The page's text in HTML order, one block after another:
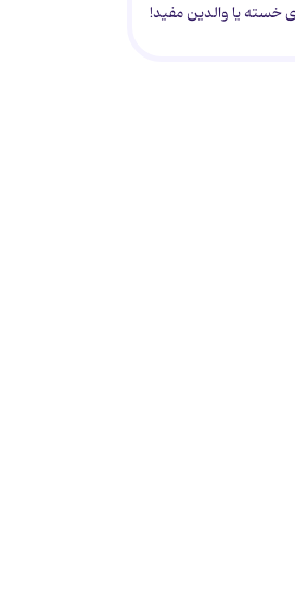
خسته یا والدین مفید!